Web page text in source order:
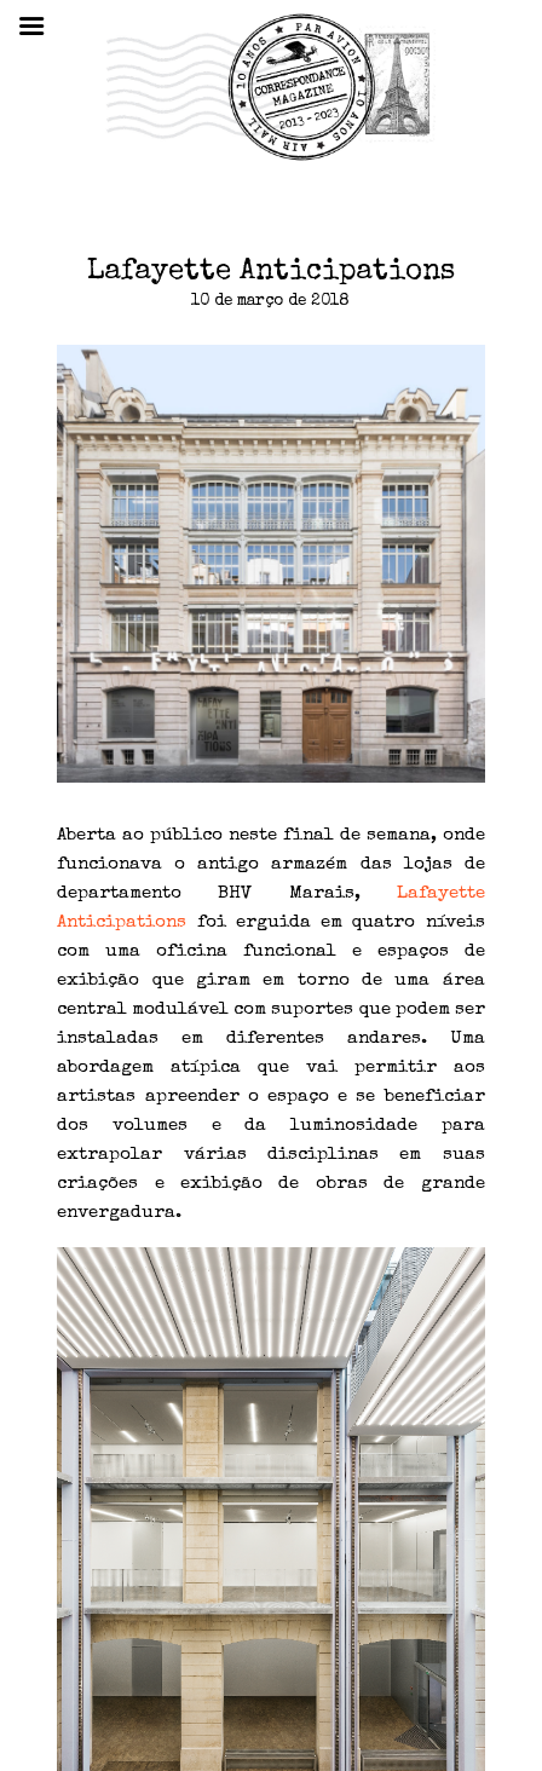
Lafayette Anticipations
10 de março de 2018
Aberta ao público neste final de semana, onde
funcionava o antigo armazém das lojas de
departamento BHV Marais, Lafayette
Anticipations foi erguida em quatro níveis
com uma oficina funcional e espaços de
exibição que giram em torno de uma área
central modulável com suportes que podem ser
instaladas em diferentes andares. Uma
abordagem atípica que vai permitir aos
artistas apreender o espaço e se beneficiar
dos volumes e da luminosidade para
extrapolar várias disciplinas em suas
criações e exibição de obras de grande
envergadura.